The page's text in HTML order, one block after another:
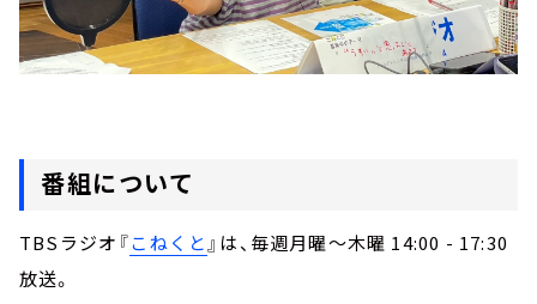
番組について
TBSラジオ『こねくと 』は、毎週月曜～木曜 14:00 - 17:30
放送。